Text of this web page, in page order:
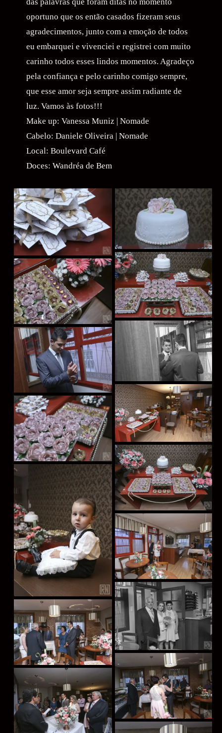
oportuno que os então casados fizeram seus
agradecimentos, junto com a emoção de todos
eu embarquei e vivenciei e registrei com muito
carinho todos esses lindos momentos. Agradeço
pela confiança e pelo carinho comigo sempre,
que esse amor seja sempre assim radiante de
luz. Vamos às fotos!!!
Make up: Vanessa Muniz | Nomade
Cabelo: Daniele Oliveira | Nomade
Local: Boulevard Café
Doces: Wandréa de Bem